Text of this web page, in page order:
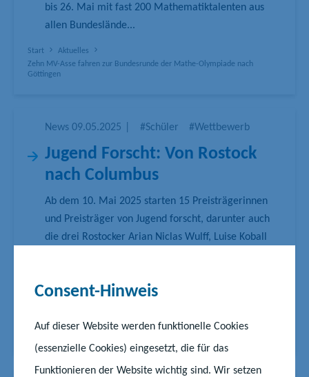
Consent-Hinweis
Auf dieser Website werden funktionelle Cookies
(essenzielle Cookies) eingesetzt, die für das
Funktionieren der Website wichtig sind. Wir setzen
bis 26. Mai mit fast 200 Mathematiktalenten aus
allen Bundeslände...
Start
Aktuelles
Zehn MV-Asse fahren zur Bundesrunde der Mathe-Olympiade nach
Göttingen
News 09.05.2025 #Schüler #Wettbewerb
Jugend Forscht: Von Rostock
nach Columbus
Ab dem 10. Mai 2025 starten 15 Preisträgerinnen
und Preisträger von Jugend forscht, darunter auch
die drei Rostocker Arian Niclas Wulff, Luise Koball
(Regeneron ISEF) in Columbus, Ohio. Sie messen sich